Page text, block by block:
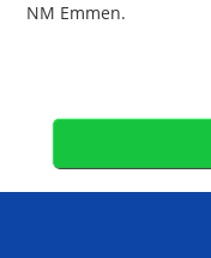
NM Emmen.